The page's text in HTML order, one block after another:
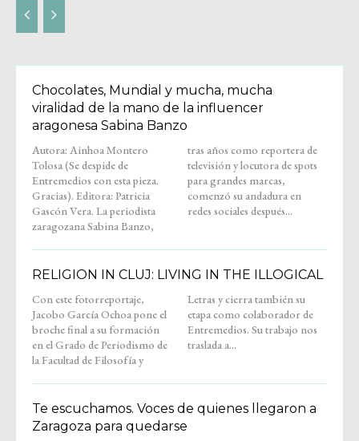
Chocolates, Mundial y mucha, mucha
viralidad de la mano de la influencer
aragonesa Sabina Banzo
Autora: Ainhoa Montero
Tolosa (Se despide de
Entremedios con esta pieza.
Gracias). Editora: Patricia
Gascón Vera. La periodista
zaragozana Sabina Banzo,
tras años como reportera de
televisión y locutora de spots
para grandes marcas,
comenzó su andadura en
redes sociales después...
RELIGION IN CLUJ: LIVING IN THE ILLOGICAL
Con este fotorreportaje,
Jacobo García Ochoa pone el
broche final a su formación
en el Grado de Periodismo de
la Facultad de Filosofía y
Letras y cierra también su
etapa como colaborador de
Entremedios. Su trabajo nos
traslada a...
Te escuchamos. Voces de quienes llegaron a
Zaragoza para quedarse